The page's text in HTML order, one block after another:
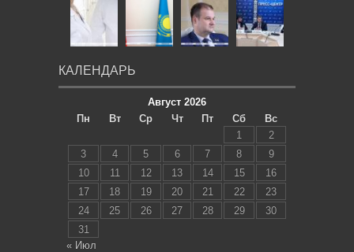
КАЛЕНДАРЬ
Август 2026
Пн
Вт Ср Чт Пт Сб
Вс
1
2
3
4 5 6 7 8
9
10
11 12 13 14 15
16
17
18 19 20 21 22
23
24
25 26 27 28 29
30
31
« Июл